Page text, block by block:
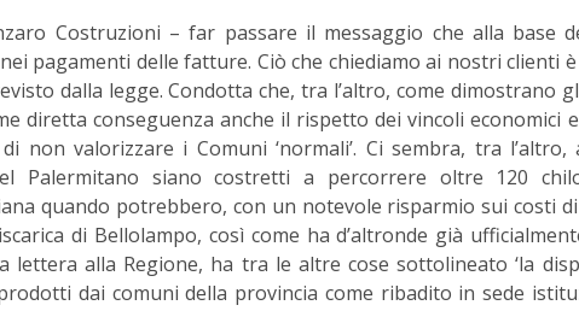
Costruzioni – far passare il messaggio che alla base
pagamenti delle fatture. Ciò che chiediamo ai nostri clienti
dalla legge. Condotta che, tra l’altro, come dimostrano
diretta conseguenza anche il rispetto dei vincoli economici
non valorizzare i Comuni ‘normali’. Ci sembra, tra l’altro,
Palermitano siano costretti a percorrere oltre 120
quando potrebbero, con un notevole risparmio sui costi
di Bellolampo, così come ha d’altronde già
lettera alla Regione, ha tra le altre cose sottolineato ‘la
dai comuni della provincia come ribadito in sede